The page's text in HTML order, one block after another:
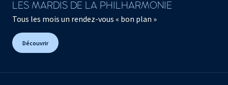
LES MARDIS DE LA PHILHARMONIE
Tous les mois un rendez-vous « bon plan »
Découvrir